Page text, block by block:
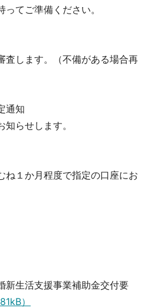
てご準備ください。
します。（不備がある場合再
通知
らせします。
１か月程度で指定の口座にお
新生活支援事業補助金交付要
）